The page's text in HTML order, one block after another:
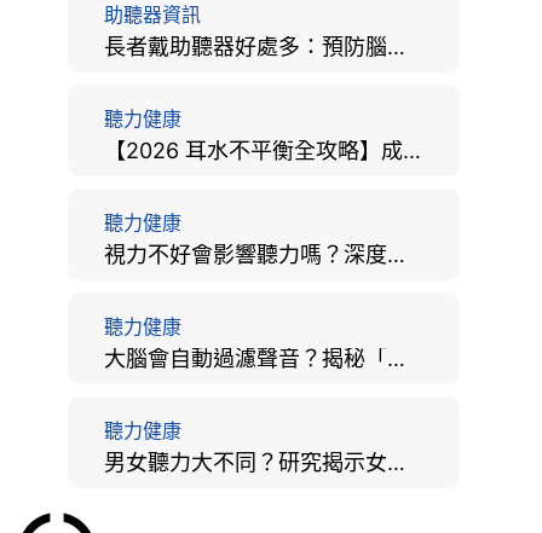
助聽器資訊
長者戴助聽器好處多：預防腦退化、9大誤區破解及家屬陪伴全手冊
聽力健康
【2026 耳水不平衡全攻略】成因、病徵、治療及改善方法
聽力健康
視力不好會影響聽力嗎？深度拆解大腦「眼耳並用」的科學秘密
聽力健康
大腦會自動過濾聲音？揭秘「聽覺注意」機制與聽力健康的深層關係
聽力健康
男女聽力大不同？研究揭示女性聽覺更靈敏！為何男性更易聽力損失？